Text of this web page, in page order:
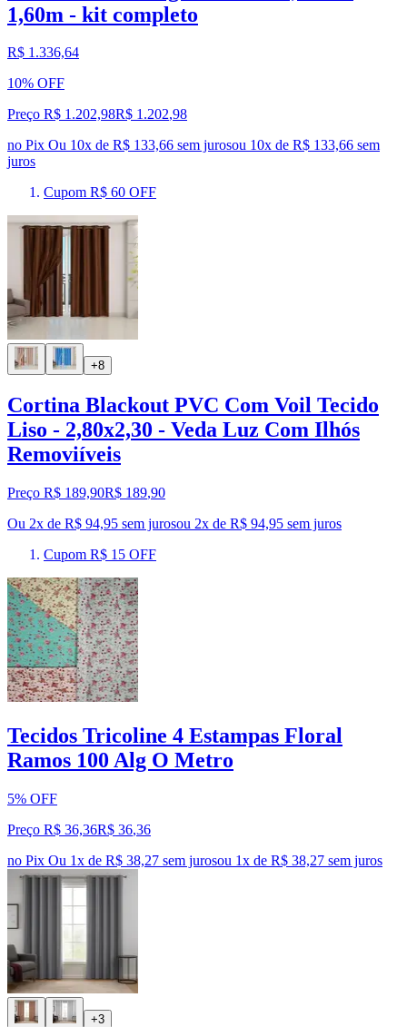
1,60m - kit completo
R$ 1.336,64
10% OFF
Preço R$ 1.202,98R$ 1.202,98
no Pix Ou 10x de R$ 133,66 sem jurosou 10x de R$ 133,66 sem
juros
Cupom R$ 60 OFF
+8
Cortina Blackout PVC Com Voil Tecido
Liso - 2,80x2,30 - Veda Luz Com Ilhós
Removiíveis
Preço R$ 189,90R$ 189,90
Ou 2x de R$ 94,95 sem jurosou 2x de R$ 94,95 sem juros
Cupom R$ 15 OFF
Tecidos Tricoline 4 Estampas Floral
Ramos 100 Alg O Metro
5% OFF
Preço R$ 36,36R$ 36,36
no Pix Ou 1x de R$ 38,27 sem jurosou 1x de R$ 38,27 sem juros
+3